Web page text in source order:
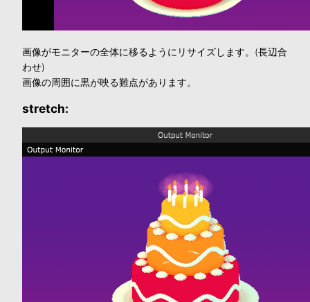
画像がモニターの全体に移るようにリサイズします。(長辺合
わせ)
画像の周囲に黒が映る難点があります。
stretch: